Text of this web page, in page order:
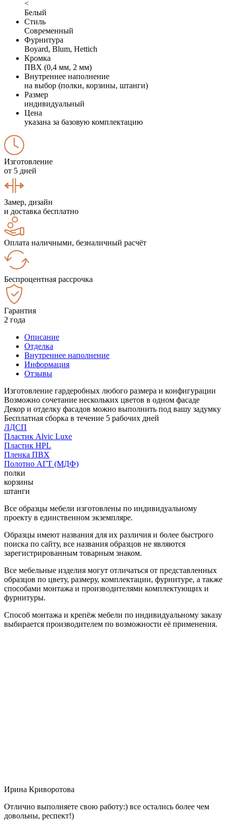
<
Белый
Стиль
Современный
Фурнитура
Boyard, Blum, Hettich
Кромка
ПВХ (0,4 мм, 2 мм)
Внутреннее наполнение
на выбор (полки, корзины, штанги)
Размер
индивидуальный
Цена
указана за базовую комплектацию
Изготовление
от 5 дней
Замер, дизайн
и доставка бесплатно
Оплата наличными, безналичный расчёт
Беспроцентная рассрочка
Гарантия
2 года
Описание
Отделка
Внутреннее наполнение
Информация
Отзывы
Изготовление гардеробных любого размера и конфигурации
Возможно сочетание нескольких цветов в одном фасаде
Декор и отделку фасадов можно выполнить под вашу задумку
Бесплатная сборка в течение 5 рабочих дней
ЛДСП
Пластик Alvic Luxe
Пластик HPL
Пленка ПВХ
Полотно АГТ (МДФ)
полки
корзины
штанги
Все образцы мебели изготовлены по индивидуальному
проекту в единственном экземпляре.
Образцы имеют названия для их различия и более быстрого
поиска по сайту, все названия образцов не являются
зарегистрированным товарным знаком.
Все мебельные изделия могут отличаться от представленных
образцов по цвету, размеру, комплектации, фурнитуре, а также
способами монтажа и производителями комплектующих и
фурнитуры.
Способ монтажа и крепёж мебели по индивидуальному заказу
выбирается производителем по возможности её применения.
Ирина Криворотова
Отлично выполняете свою работу:) все остались более чем
довольны, респект!)